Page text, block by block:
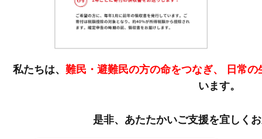
私たちは、 難民・避難民の方の命をつなぎ、
日常
います。
是非、あたたかいご支援を宜しく